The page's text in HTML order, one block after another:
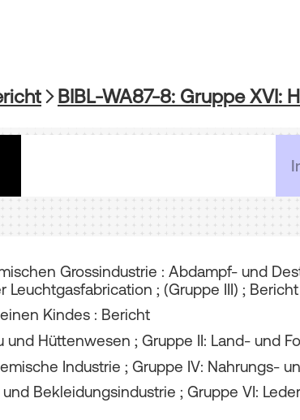
BIBL-WA87-8: Gruppe XVI:
Grossindustrie : Abdampf- und
Leuchtgasfabrication ; (Gruppe III) ; Bericht
Kindes : Bericht
und Hüttenwesen ; Gruppe II: Land- und
Industrie ; Gruppe IV: Nahrungs-
Bekleidungsindustrie ; Gruppe VI: